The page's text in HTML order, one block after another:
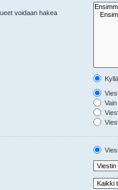
voidaan hakea